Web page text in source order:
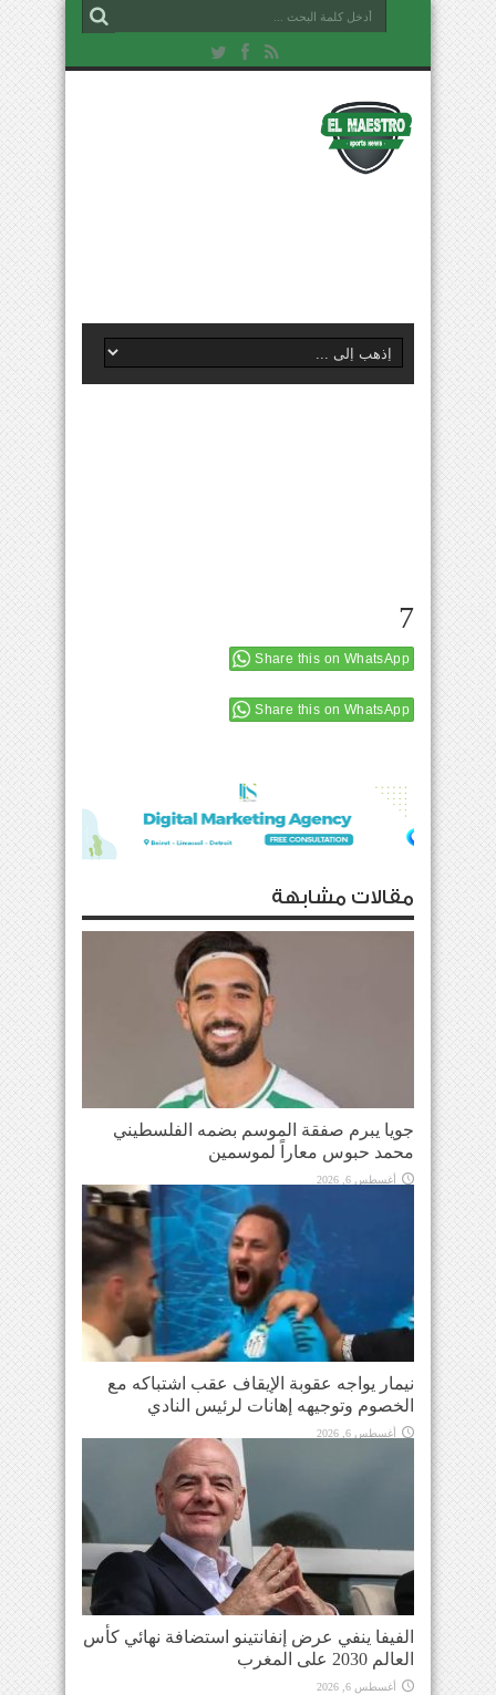
7
Share this on WhatsApp
Share this on WhatsApp
مقالات مشابهة
جويا يبرم صفقة الموسم بضمه الفلسطيني
محمد حبوس معاراً لموسمين
أغسطس 6, 2026
نيمار يواجه عقوبة الإيقاف عقب اشتباكه مع
الخصوم وتوجيهه إهانات لرئيس النادي
أغسطس 6, 2026
الفيفا ينفي عرض إنفانتينو استضافة نهائي كأس
العالم 2030 على المغرب
أغسطس 6, 2026